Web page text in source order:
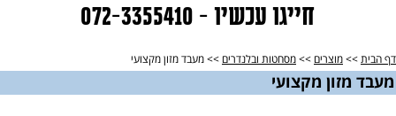
חייגו עכשיו - 072-3355410
דף הבית >> מוצרים >> מסחטות ובלנדרים >> מעבד מזון מקצועי
מעבד מזון מקצועי